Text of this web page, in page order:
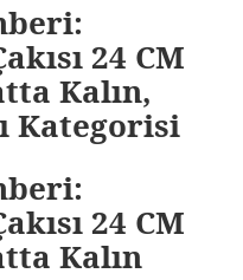
24 CM
Kalın,
Kategorisi
24 CM
Kalın